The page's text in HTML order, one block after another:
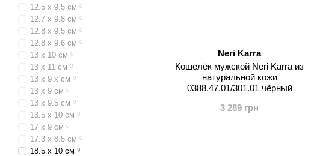
Neri Karra
Кошелёк мужской Neri Karra из
натуральной кожи
0388.47.01/301.01 чёрный
3 289 грн
12.5 x 9.5 см 0
12.7 x 9.8 см 0
12.8 x 9.5 см 0
12.8 x 9.6 см 0
13 x 10 см 0
13 x 11 см 0
13 x 9 x см 0
13 x 9 см 0
13 x 9.5 см 0
13.5 x 10 см 0
17 x 9 см 0
17.3 x 8.5 см 0
18.5 x 10 см 9